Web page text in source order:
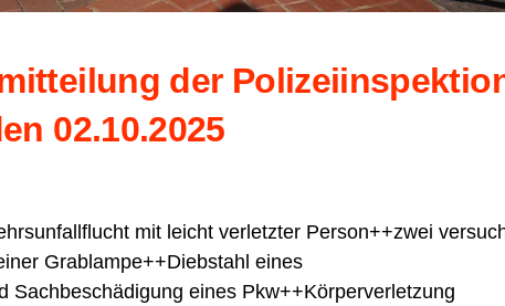
der
02.10.2025
mit leicht ver­letz­ter Person++zwei
Grablampe++Diebstahl eines
Sach­be­schä­di­gung eines Pkw++Körperverletzung